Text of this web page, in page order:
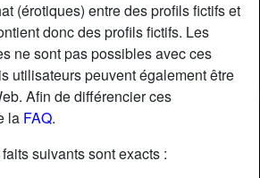
(érotiques) entre des profils fictifs et
donc des profils fictifs. Les
ne sont pas possibles avec ces
utilisateurs peuvent également être
Afin de différencier ces
la FAQ.
suivants sont exacts :
chatDiscuter !